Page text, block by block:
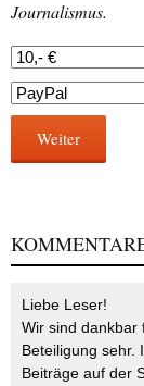
Journalismus.
Weiter
Liebe Leser!
Wir sind dankbar
Beteiligung sehr.
Beiträge auf der